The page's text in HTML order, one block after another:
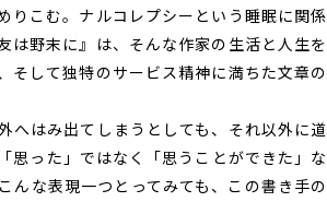
こむ。ナルコレプシーという睡眠に関係
は野末に』は、そんな作家の生活と人生を
そして独特のサービス精神に満ちた文章の
はみ出てしまうとしても、それ以外に道
思った」ではなく「思うことができた」な
んな表現一つとってみても、この書き手の